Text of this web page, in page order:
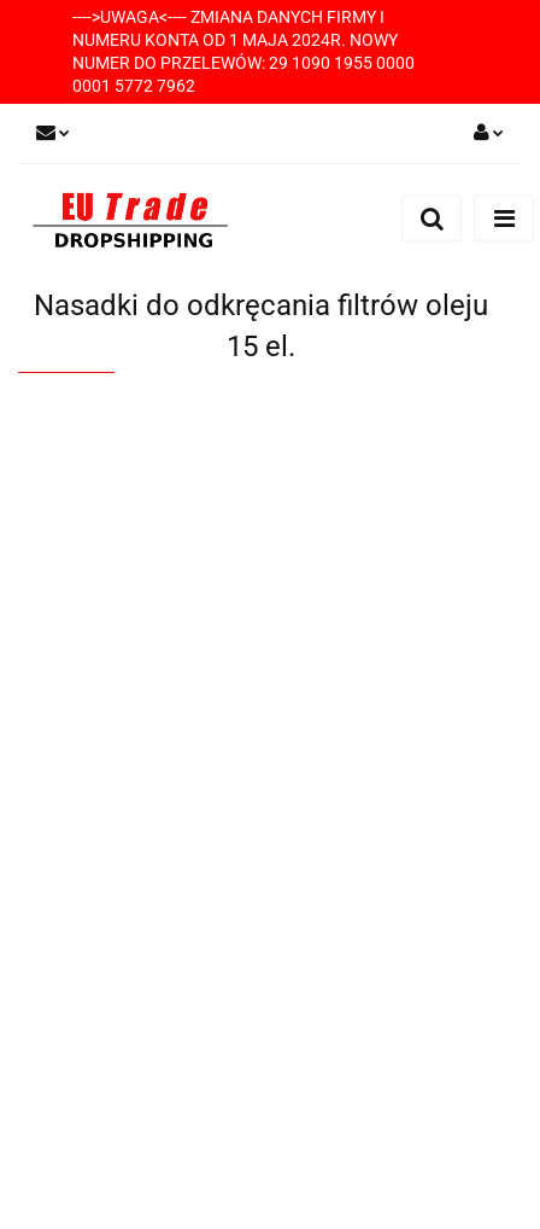
---->UWAGA<---- ZMIANA DANYCH FIRMY I
NUMERU KONTA OD 1 MAJA 2024R. NOWY
NUMER DO PRZELEWÓW: 29 1090 1955 0000
0001 5772 7962
Zarejestruj się
Nasadki do odkręcania filtrów oleju
15 el.